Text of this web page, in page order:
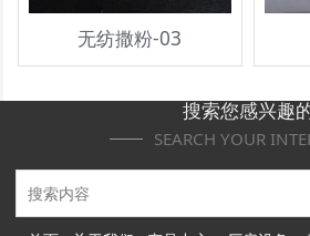
无纺撒粉-03
搜索您感兴趣
SEARCH YOUR